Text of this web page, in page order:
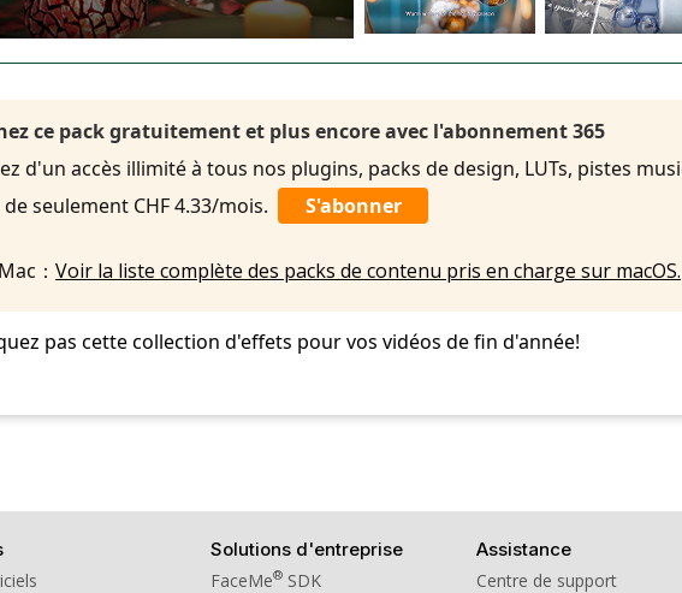
ce pack gratuitement et plus encore avec l'abonnement 365
d'un accès illimité à tous nos plugins, packs de design, LUTs, pistes
seulement CHF 4.33/mois.
S'abonner
： Voir la liste complète des packs de contenu pris en charge sur macOS.
pas cette collection d'effets pour vos vidéos de fin d'année!
Solutions d'entreprise
FaceMe® SDK
Assistance
Centre de support